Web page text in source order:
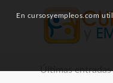
Últimas entradas
En cursosyempleos.com